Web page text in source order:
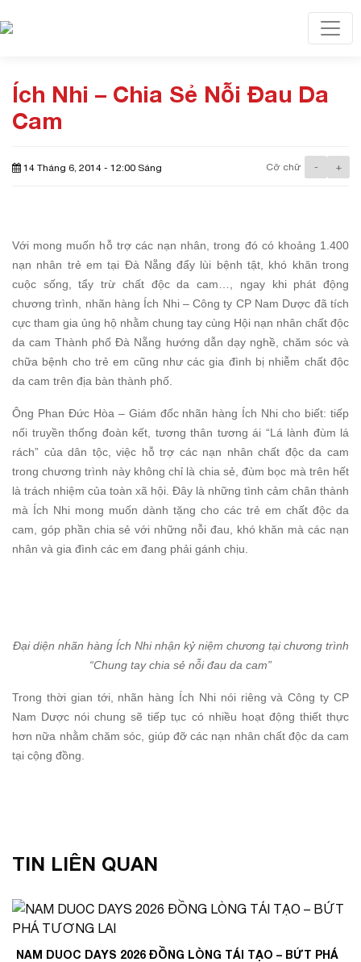
Ích Nhi – Chia Sẻ Nỗi Đau Da
Cam
14 Tháng 6, 2014 - 12:00 Sáng Cỡ chữ - +
Với mong muốn hỗ trợ các nạn nhân, trong đó có khoảng 1.400
nạn nhân trẻ em tại Đà Nẵng đẩy lùi bệnh tật, khó khăn trong
cuộc sống, tẩy trừ chất độc da cam…, ngay khi phát động
chương trình, nhãn hàng Ích Nhi – Công ty CP Nam Dược đã tích
cực tham gia ủng hộ nhằm chung tay cùng Hội nạn nhân chất độc
da cam Thành phố Đà Nẵng hướng dẫn dạy nghề, chăm sóc và
chữa bệnh cho trẻ em cũng như các gia đình bị nhiễm chất độc
da cam trên địa bàn thành phố.
Ông Phan Đức Hòa – Giám đốc nhãn hàng Ích Nhi cho biết: tiếp
nối truyền thống đoàn kết, tương thân tương ái “Lá lành đùm lá
rách” của dân tộc, việc hỗ trợ các nạn nhân chất độc da cam
trong chương trình này không chỉ là chia sẻ, đùm bọc mà trên hết
là trách nhiệm của toàn xã hội. Đây là những tình cảm chân thành
mà Ích Nhi mong muốn dành tặng cho các trẻ em chất độc da
cam, góp phần chia sẻ với những nỗi đau, khó khăn mà các nạn
nhân và gia đình các em đang phải gánh chịu.
Đại diện nhãn hàng Ích Nhi nhận kỷ niệm chương tại chương trình
“Chung tay chia sẻ nỗi đau da cam”
Trong thời gian tới, nhãn hàng Ích Nhi nói riêng và Công ty CP
Nam Dược nói chung sẽ tiếp tục có nhiều hoạt động thiết thực
hơn nữa nhằm chăm sóc, giúp đỡ các nạn nhân chất độc da cam
tại cộng đồng.
TIN LIÊN QUAN
NAM DUOC DAYS 2026 ĐỒNG LÒNG TÁI TẠO – BỨT PHÁ